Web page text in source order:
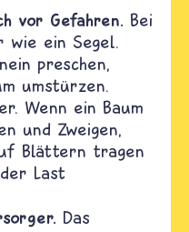
vor Gefahren. Bei
ein Segel.
preschen,
umstürzen.
Wenn ein Baum
und Zweigen,
Blättern tragen
Last
Das